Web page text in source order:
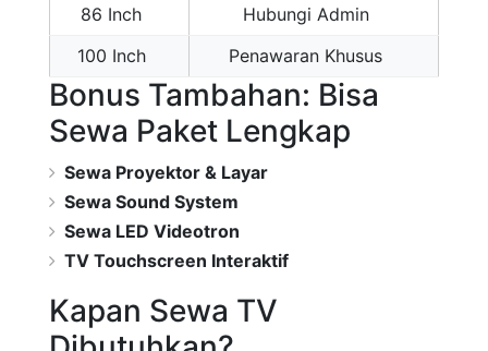
86 Inch
Hubungi Admin
100 Inch
Penawaran Khusus
Bonus Tambahan: Bisa
Sewa Paket Lengkap
Sewa Proyektor & Layar
Sewa Sound System
Sewa LED Videotron
TV Touchscreen Interaktif
Kapan Sewa TV